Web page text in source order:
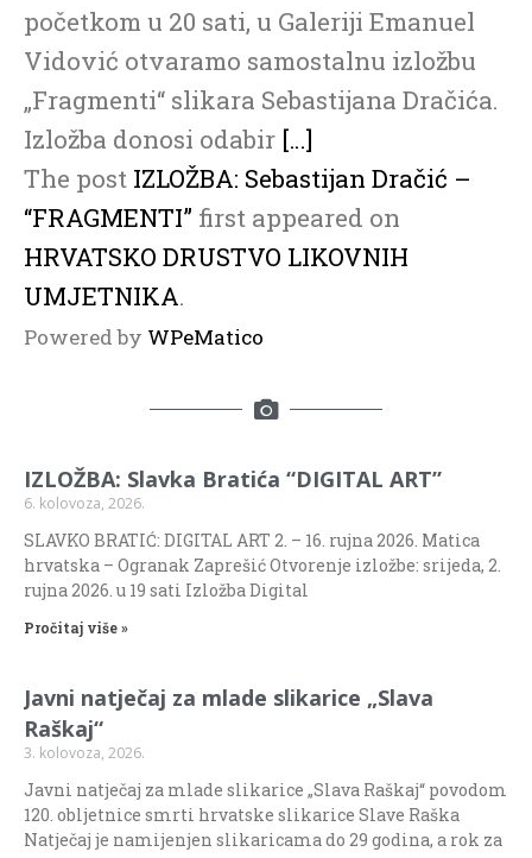
početkom u 20 sati, u Galeriji Emanuel
Vidović otvaramo samostalnu izložbu
„Fragmenti“ slikara Sebastijana Dračića.
Izložba donosi odabir […]
The post IZLOŽBA: Sebastijan Dračić –
“FRAGMENTI” first appeared on
HRVATSKO DRUSTVO LIKOVNIH
UMJETNIKA.
Powered by WPeMatico
IZLOŽBA: Slavka Bratića “DIGITAL ART”
6. kolovoza, 2026.
SLAVKO BRATIĆ: DIGITAL ART 2. – 16. rujna 2026. Matica
hrvatska – Ogranak Zaprešić Otvorenje izložbe: srijeda, 2.
rujna 2026. u 19 sati Izložba Digital
Pročitaj više »
Javni natječaj za mlade slikarice „Slava
Raškaj“
3. kolovoza, 2026.
Javni natječaj za mlade slikarice „Slava Raškaj“ povodom
120. obljetnice smrti hrvatske slikarice Slave Raška
Natječaj je namijenjen slikaricama do 29 godina, a rok za